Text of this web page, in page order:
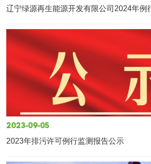
辽宁绿源再生能源开发有限公司2024年例
2023-09-05
2023年排污许可例行监测报告公示